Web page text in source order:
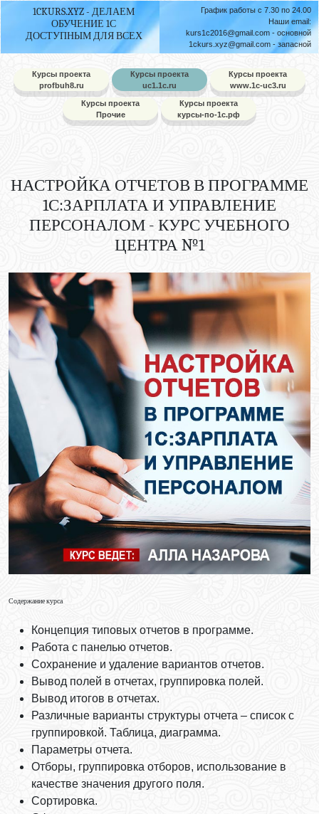
1CKURS.XYZ - ДЕЛАЕМ
ОБУЧЕНИЕ 1С
ДОСТУПНЫМ ДЛЯ ВСЕХ
График работы с 7.30 по 24.00
Наши email:
kurs1c2016@gmail.com - основной
1ckurs.xyz@gmail.com - запасной
Курсы проекта
profbuh8.ru
Курсы проекта
uc1.1c.ru
Курсы проекта
www.1c-uc3.ru
Курсы проекта
Прочие
Курсы проекта
курсы-по-1с.рф
НАСТРОЙКА ОТЧЕТОВ В ПРОГРАММЕ
1С:ЗАРПЛАТА И УПРАВЛЕНИЕ
ПЕРСОНАЛОМ - КУРС УЧЕБНОГО
ЦЕНТРА №1
Содержание курса
Концепция типовых отчетов в программе.
Работа с панелью отчетов.
Сохранение и удаление вариантов отчетов.
Вывод полей в отчетах, группировка полей.
Вывод итогов в отчетах.
Различные варианты структуры отчета – список с
группировкой. Таблица, диаграмма.
Параметры отчета.
Отборы, группировка отборов, использование в
качестве значения другого поля.
Сортировка.